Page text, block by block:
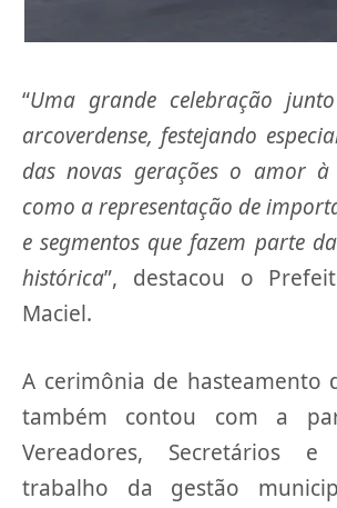
“Uma grande celebração
arcoverdense, festejando
das novas gerações o amor à
como a representação de
e segmentos que fazem parte
histórica”, destacou o
Maciel.
A cerimônia de hasteamento
também contou com a
Vereadores, Secretários
trabalho da gestão